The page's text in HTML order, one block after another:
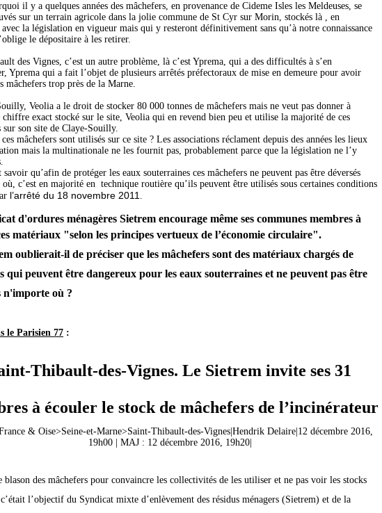
il y a quelques années des mâchefers, en provenance de Cideme Isles les Meldeuses, se
sur un terrain agricole dans la jolie commune de St Cyr sur Morin, stockés là , en
la législation en vigueur mais qui y resteront définitivement sans qu’à notre connaissance
le dépositaire à les retirer.
des Vignes, c’est un autre problème, là c’est Yprema, qui a des difficultés à s’en
Yprema qui a fait l’objet de plusieurs arrêtés préfectoraux de mise en demeure pour avoir
mâchefers trop près de la Marne.
Veolia a le droit de stocker 80 000 tonnes de mâchefers mais ne veut pas donner à
chiffre exact stocké sur le site, Veolia qui en revend bien peu et utilise la majorité de ces
sur son site de Claye-Souilly.
mâchefers sont utilisés sur ce site ? Les associations réclament depuis des années les lieux
mais la multinationale ne les fournit pas, probablement parce que la législation ne l’y
qu’afin de protéger les eaux souterraines ces mâchefers ne peuvent pas être déversés
où, c’est en majorité en technique routière qu’ils peuvent être utilisés sous certaines conditions
l’arrêté du 18 novembre 2011 .
d'ordures ménagères Sietrem encourage même ses communes membres à
matériaux "selon les principes vertueux de l’économie circulaire".
oublierait-il de préciser que les mâchefers sont des matériaux chargés de
qui peuvent être dangereux pour les eaux souterraines et ne peuvent pas être
n'importe où ?
le Parisien 77 :
Thibault-des-Vignes. Le Sietrem invite ses 31
à écouler le stock de mâchefers de l’incinérateur
& Oise>Seine-et-Marne>Saint-Thibault-des-Vignes Hendrik Delaire 12 décembre 2016,
19h00
MAJ : 12 décembre 2016, 19h20|
blason des mâchefers pour convaincre les collectivités de les utiliser et ne pas voir les stocks
l’objectif du Syndicat mixte d’enlèvement des résidus ménagers (Sietrem) et de la